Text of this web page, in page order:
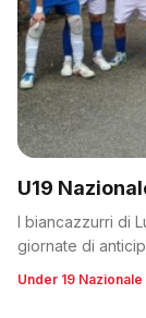
U19
I biancazzurri di
giornate di
Under 19 Nazionale